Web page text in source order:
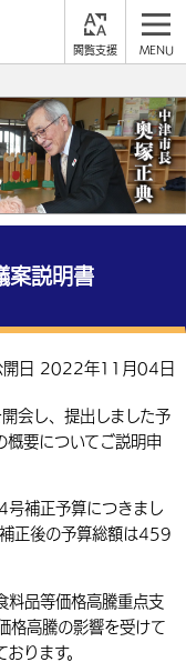
縮小
韓国語（한국어）
防
・スポーツ・人権
用
療
を探す
ベント・祭り
聴
案説明書
開日 2022年11月04日
会し、提出しました予
概要についてご説明申
補正予算につきまし
正後の予算総額は459
料品等価格高騰重点支
格高騰の影響を受けて
ります。